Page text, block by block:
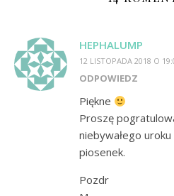
HEPHALUMP
12 LISTOPADA 2018 O
ODPOWIEDZ
Piękne
Proszę
niebywałego
piosenek.
Pozdr